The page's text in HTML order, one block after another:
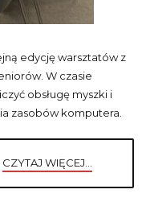
edycję warsztatów z
W czasie
obsługę myszki i
zasobów komputera.
CZYTAJ WIĘCEJ...